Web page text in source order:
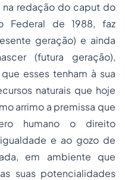
redação do caput do
Federal de 1988, faz
geração) e ainda
(futura geração),
esses tenham à sua
naturais que hoje
arrimo a premissa que
humano o direito
e ao gozo de
em ambiente que
suas potencialidades